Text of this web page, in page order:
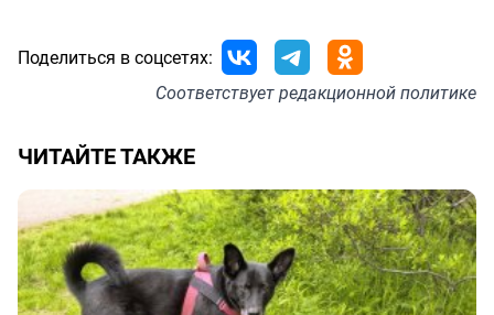
Поделиться в соцсетях:
Соответствуетредакционной политике
ЧИТАЙТЕ ТАКЖЕ